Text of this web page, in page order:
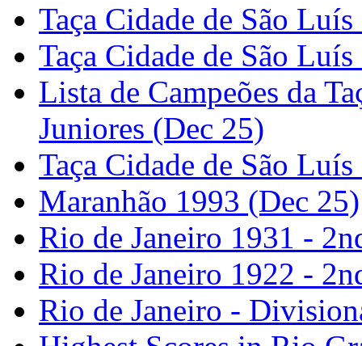
Taça Cidade de São
Taça Cidade de São
Lista de Campeões da
Juniores (Dec 25)
Taça Cidade de São
Maranhão 1993 (Dec 25)
Rio de Janeiro 1931 -
Rio de Janeiro 1922 -
Rio de Janeiro -